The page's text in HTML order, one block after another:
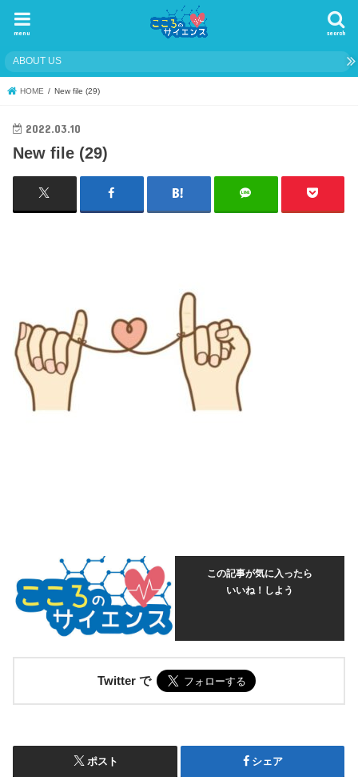
search
menu
ABOUT US
HOME New file (29)
2022.03.10
New file (29)
この記事が気に入ったら
いいね！しよう
Twitter で
ポスト シェア